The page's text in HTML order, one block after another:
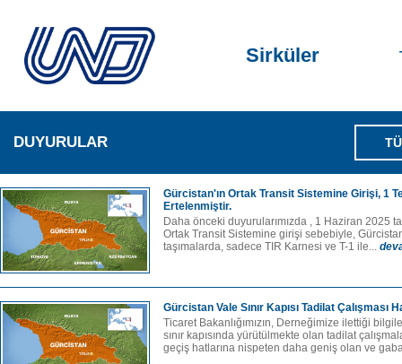
Sirküler
DUYURULAR
Gürcistan'ın Ortak Transit Sistemine Girişi, 1
Ertelenmiştir.
Daha önceki duyurularımızda , 1 Haziran 2025
Ortak Transit Sistemine girişi sebebiyle,
taşımalarda, sadece TIR Karnesi ve T-1 ile...
Gürcistan Vale Sınır Kapısı Tadilat Çalışması
Ticaret Bakanlığımızın, Derneğimize ilettiği
sınır kapısında yürütülmekte olan tadilat
geçiş hatlarına nispeten daha geniş olan ve